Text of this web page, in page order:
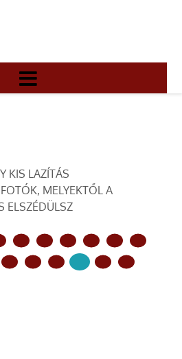
KIS LAZÍTÁS
MELYEKTŐL A
ELSZÉDÜLSZ